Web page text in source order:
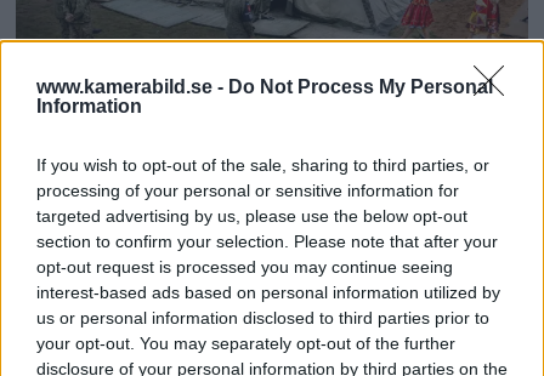
www.kamerabild.se - Do Not Process My Personal
Information
If you wish to opt-out of the sale, sharing to third parties, or
processing of your personal or sensitive information for
targeted advertising by us, please use the below opt-out
section to confirm your selection. Please note that after your
opt-out request is processed you may continue seeing
interest-based ads based on personal information utilized by
us or personal information disclosed to third parties prior to
your opt-out. You may separately opt-out of the further
disclosure of your personal information by third parties on the
Lars Dareberg: Inga rätt
eller fel